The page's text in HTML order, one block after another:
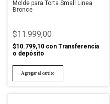
Molde para Torta Small Linea
Bronce
$11.999,00
$10.799,10 con Transferencia
o depósito